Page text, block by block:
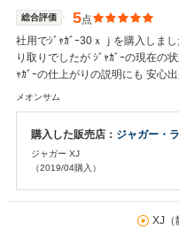
総合評価 5点
社用でｼﾞｬｶﾞｰ30ｘｊを購入しま
り取りでしたが ｼﾞｬｶﾞｰの現在の
ｬｶﾞｰの仕上がりの説明にも 安心
部の部品交換など良くしてくれ
メオンサム
購入した販売店： ジャガー・
ジャガー XJ
（2019/04購入）
XJ（